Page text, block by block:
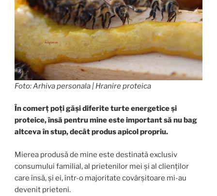
Foto: Arhiva personala | Hranire proteica
În comerț poți găși diferite turte energetice și
proteice, însă pentru mine este important să nu bag
altceva în stup, decât produs apicol propriu.
Mierea produsă de mine este destinată exclusiv
consumului familial, al prietenilor mei și al clienților
care însă, și ei, într-o majoritate covârșitoare mi-au
devenit prieteni.